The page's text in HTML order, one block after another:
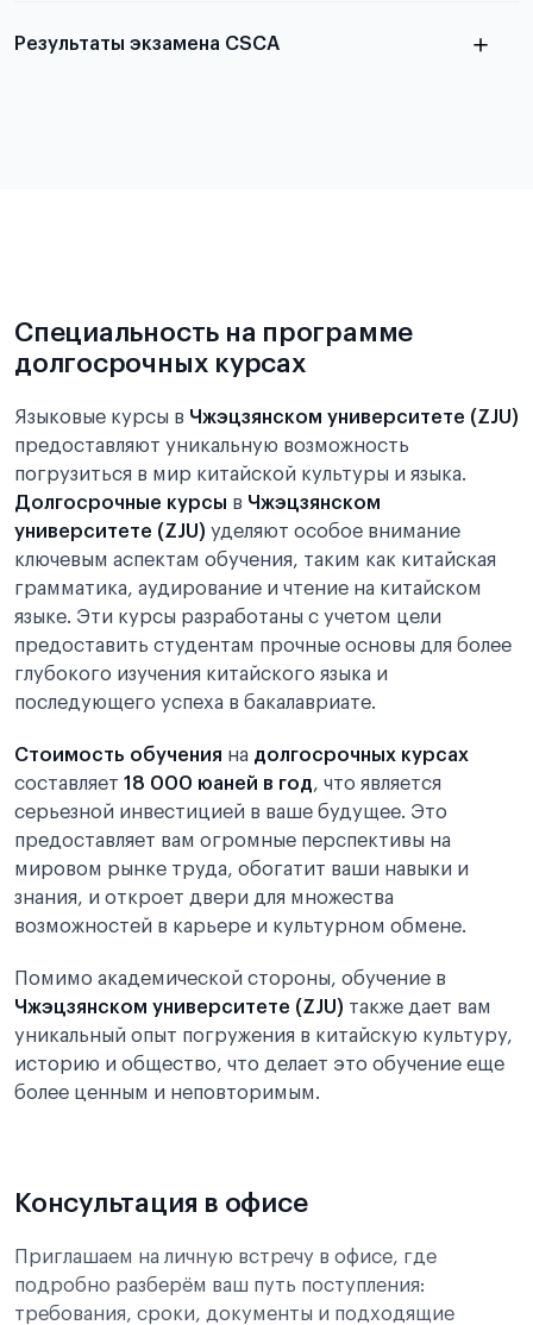
Результаты экзамена CSCA
Специальность на программе
долгосрочных курсах
Языковые курсы в Чжэцзянском университете (ZJU)
предоставляют уникальную возможность
погрузиться в мир китайской культуры и языка.
Долгосрочные курсы в Чжэцзянском
университете (ZJU) уделяют особое внимание
ключевым аспектам обучения, таким как китайская
грамматика, аудирование и чтение на китайском
языке. Эти курсы разработаны с учетом цели
предоставить студентам прочные основы для более
глубокого изучения китайского языка и
последующего успеха в бакалавриате.
Стоимость обучения на долгосрочных курсах
составляет 18 000 юаней в год, что является
серьезной инвестицией в ваше будущее. Это
предоставляет вам огромные перспективы на
мировом рынке труда, обогатит ваши навыки и
знания, и откроет двери для множества
возможностей в карьере и культурном обмене.
Помимо академической стороны, обучение в
Чжэцзянском университете (ZJU) также дает вам
уникальный опыт погружения в китайскую культуру,
историю и общество, что делает это обучение еще
более ценным и неповторимым.
Консультация в офисе
Приглашаем на личную встречу в офисе, где
подробно разберём ваш путь поступления:
требования, сроки, документы и подходящие